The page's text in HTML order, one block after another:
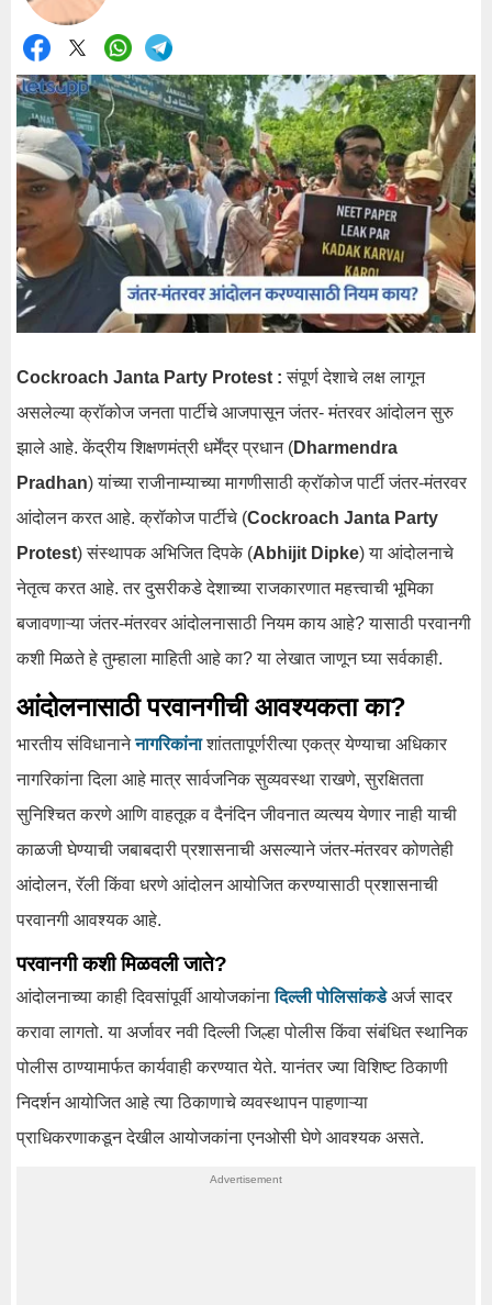
Cockroach Janta Party Protest : संपूर्ण देशाचे लक्ष लागून
असलेल्या क्रॉकोज जनता पार्टीचे आजपासून जंतर- मंतरवर आंदोलन सुरु
झाले आहे. केंद्रीय शिक्षणमंत्री धर्मेंद्र प्रधान (Dharmendra
Pradhan) यांच्या राजीनाम्याच्या मागणीसाठी क्रॉकोज पार्टी जंतर-मंतरवर
आंदोलन करत आहे. क्रॉकोज पार्टीचे (Cockroach Janta Party
Protest) संस्थापक अभिजित दिपके (Abhijit Dipke) या आंदोलनाचे
नेतृत्व करत आहे. तर दुसरीकडे देशाच्या राजकारणात महत्त्वाची भूमिका
बजावणाऱ्या जंतर-मंतरवर आंदोलनासाठी नियम काय आहे? यासाठी परवानगी
कशी मिळते हे तुम्हाला माहिती आहे का? या लेखात जाणून घ्या सर्वकाही.
आंदोलनासाठी परवानगीची आवश्यकता का?
भारतीय संविधानानेनागरिकांना शांततापूर्णरीत्या एकत्र येण्याचा अधिकार
नागरिकांना दिला आहे मात्र सार्वजनिक सुव्यवस्था राखणे, सुरक्षितता
सुनिश्चित करणे आणि वाहतूक व दैनंदिन जीवनात व्यत्यय येणार नाही याची
काळजी घेण्याची जबाबदारी प्रशासनाची असल्याने जंतर-मंतरवर कोणतेही
आंदोलन, रॅली किंवा धरणे आंदोलन आयोजित करण्यासाठी प्रशासनाची
परवानगी आवश्यक आहे.
परवानगी कशी मिळवली जाते?
आंदोलनाच्या काही दिवसांपूर्वी आयोजकांनादिल्ली पोलिसांकडेअर्ज सादर
करावा लागतो. या अर्जावर नवी दिल्ली जिल्हा पोलीस किंवा संबंधित स्थानिक
पोलीस ठाण्यामार्फत कार्यवाही करण्यात येते. यानंतर ज्या विशिष्ट ठिकाणी
निदर्शन आयोजित आहे त्या ठिकाणाचे व्यवस्थापन पाहणाऱ्या
प्राधिकरणाकडून देखील आयोजकांना एनओसी घेणे आवश्यक असते.